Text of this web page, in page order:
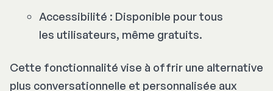
Accessibilité : Disponible pour tous
les utilisateurs, même gratuits.
Cette fonctionnalité vise à offrir une alternative
plus conversationnelle et personnalisée aux